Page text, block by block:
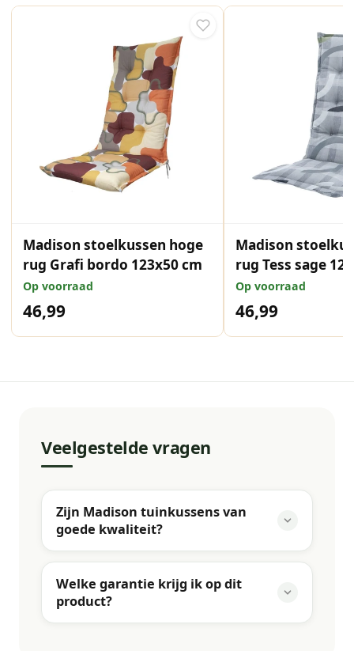
Madison stoelkussen hoge
rug Grafi bordo 123x50 cm
Op voorraad
46,99
Madison
rug Tess sage
Op voorraad
46,99
Veelgestelde vragen
Zijn Madison tuinkussens van
goede kwaliteit?
Welke garantie krijg ik op dit
product?